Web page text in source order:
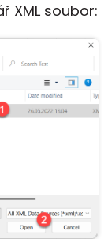
XML soubor: